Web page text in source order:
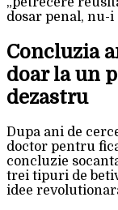
dosar penal, nu-i
Concluzia
doar la un
dezastru
Dupa ani de
doctor pentru
concluzie
trei tipuri de
idee